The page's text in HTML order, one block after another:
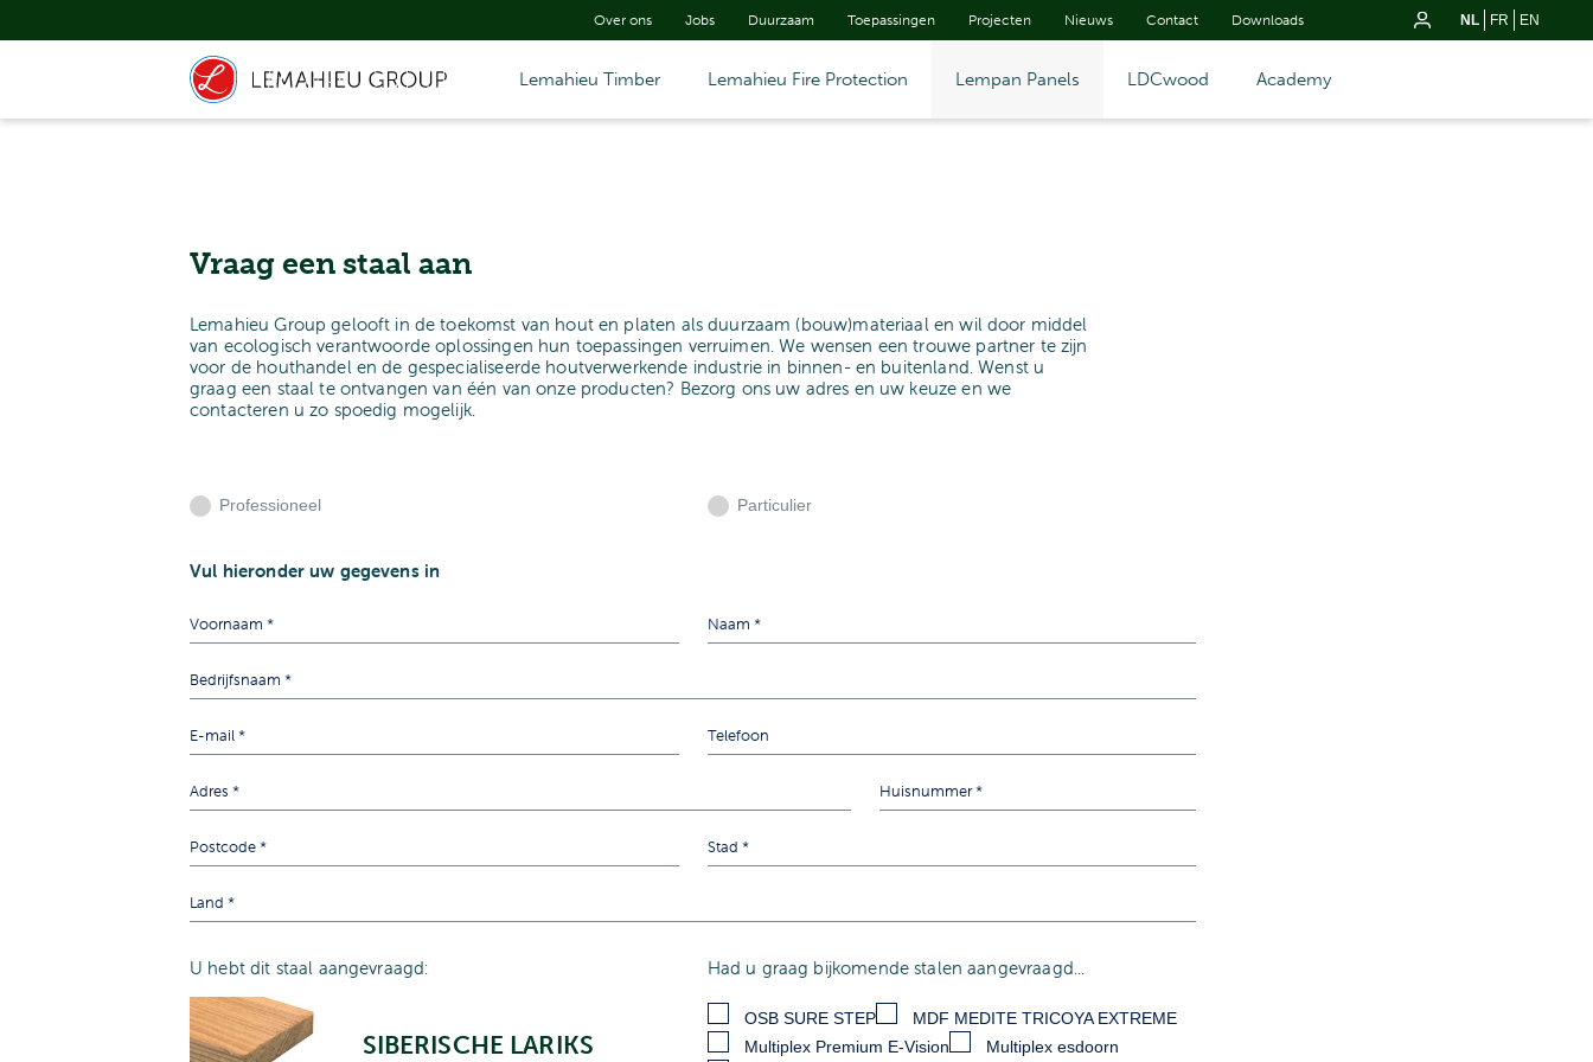
Over ons Jobs Duurzaam Toepassingen Projecten Nieuws Contact Downloads NL FR EN
Lemahieu Timber Lemahieu Fire Protection Lempan Panels LDCwood Academy
Vraag een staal aan
Lemahieu Group gelooft in de toekomst van hout en platen als duurzaam (bouw)materiaal en wil door middel
van ecologisch verantwoorde oplossingen hun toepassingen verruimen. We wensen een trouwe partner te zijn
voor de houthandel en de gespecialiseerde houtverwerkende industrie in binnen- en buitenland. Wenst u
graag een staal te ontvangen van één van onze producten? Bezorg ons uw adres en uw keuze en we
contacteren u zo spoedig mogelijk.
Professioneel Particulier
Vul hieronder uw gegevens in
U hebt dit staal aangevraagd:
SIBERISCHE LARIKS
Had u graag bijkomende stalen aangevraagd...
OSB SURE STEP
MDF MEDITE TRICOYA EXTREME
Multiplex Premium E-Vision
Multiplex esdoorn